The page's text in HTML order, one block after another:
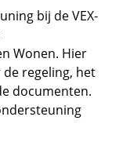
bij de VEX-
Wonen. Hier
regeling, het
documenten.